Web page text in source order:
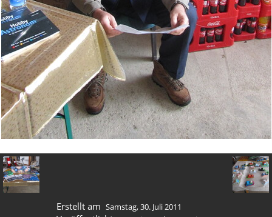
Erstellt am Samstag, 30. Juli 2011